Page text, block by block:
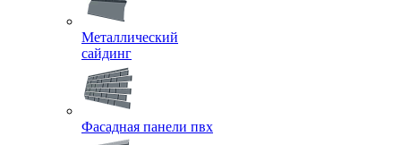
Металлический
сайдинг
Фасадная панели пвх